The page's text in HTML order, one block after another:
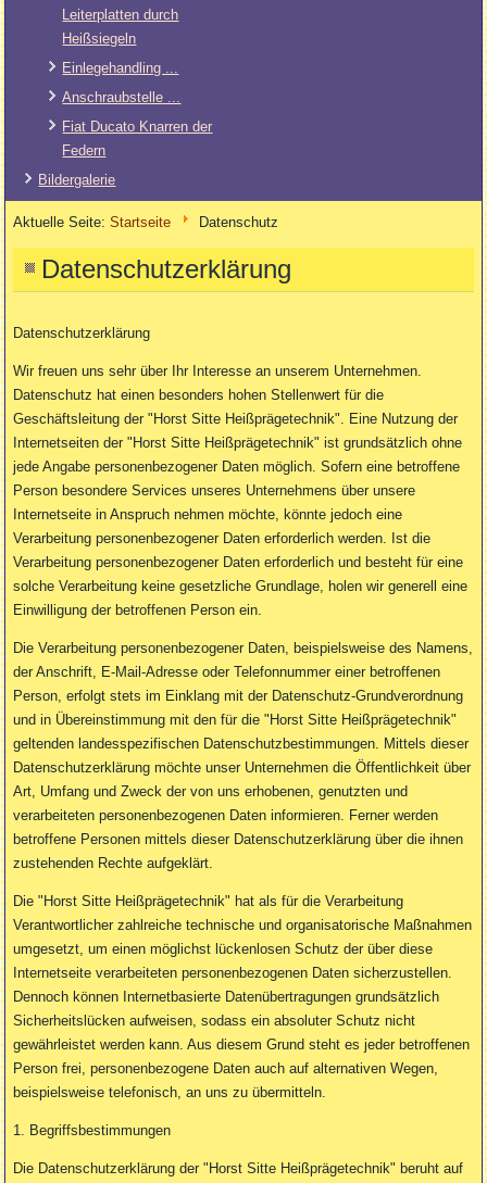
Leiterplatten durch
Heißsiegeln
Einlegehandling ...
Anschraubstelle ...
Fiat Ducato Knarren der
Federn
Bildergalerie
Aktuelle Seite:Startseite Datenschutz
Datenschutzerklärung
Datenschutzerklärung
Wir freuen uns sehr über Ihr Interesse an unserem Unternehmen.
Datenschutz hat einen besonders hohen Stellenwert für die
Geschäftsleitung der "Horst Sitte Heißprägetechnik". Eine Nutzung der
Internetseiten der "Horst Sitte Heißprägetechnik" ist grundsätzlich ohne
jede Angabe personenbezogener Daten möglich. Sofern eine betroffene
Person besondere Services unseres Unternehmens über unsere
Internetseite in Anspruch nehmen möchte, könnte jedoch eine
Verarbeitung personenbezogener Daten erforderlich werden. Ist die
Verarbeitung personenbezogener Daten erforderlich und besteht für eine
solche Verarbeitung keine gesetzliche Grundlage, holen wir generell eine
Einwilligung der betroffenen Person ein.
Die Verarbeitung personenbezogener Daten, beispielsweise des Namens,
der Anschrift, E-Mail-Adresse oder Telefonnummer einer betroffenen
Person, erfolgt stets im Einklang mit der Datenschutz-Grundverordnung
und in Übereinstimmung mit den für die "Horst Sitte Heißprägetechnik"
geltenden landesspezifischen Datenschutzbestimmungen. Mittels dieser
Datenschutzerklärung möchte unser Unternehmen die Öffentlichkeit über
Art, Umfang und Zweck der von uns erhobenen, genutzten und
verarbeiteten personenbezogenen Daten informieren. Ferner werden
betroffene Personen mittels dieser Datenschutzerklärung über die ihnen
zustehenden Rechte aufgeklärt.
Die "Horst Sitte Heißprägetechnik" hat als für die Verarbeitung
Verantwortlicher zahlreiche technische und organisatorische Maßnahmen
umgesetzt, um einen möglichst lückenlosen Schutz der über diese
Internetseite verarbeiteten personenbezogenen Daten sicherzustellen.
Dennoch können Internetbasierte Datenübertragungen grundsätzlich
Sicherheitslücken aufweisen, sodass ein absoluter Schutz nicht
gewährleistet werden kann. Aus diesem Grund steht es jeder betroffenen
Person frei, personenbezogene Daten auch auf alternativen Wegen,
beispielsweise telefonisch, an uns zu übermitteln.
1. Begriffsbestimmungen
Die Datenschutzerklärung der "Horst Sitte Heißprägetechnik" beruht auf